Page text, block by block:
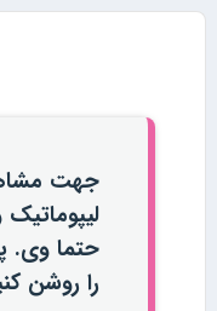
جهت
حتما وی.
را روشن